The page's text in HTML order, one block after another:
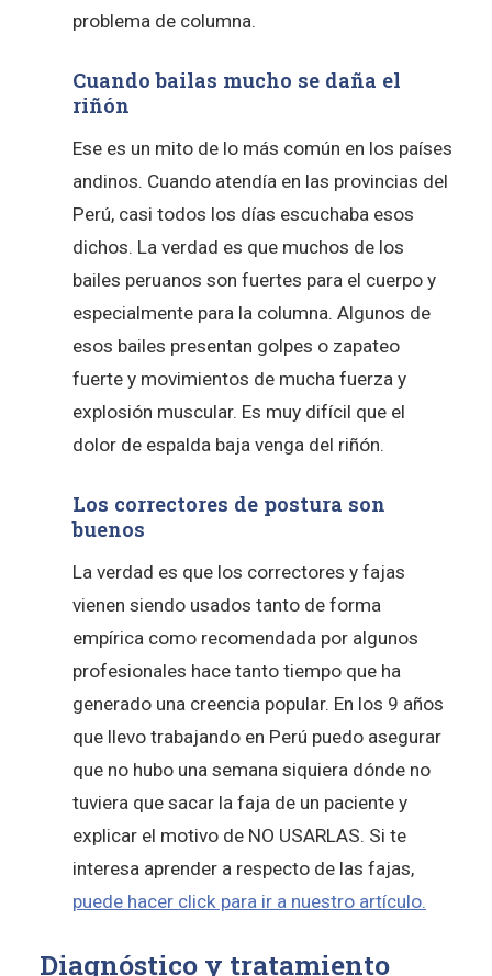
problema de columna.
Cuando bailas mucho se daña el
riñón
Ese es un mito de lo más común en los países
andinos. Cuando atendía en las provincias del
Perú, casi todos los días escuchaba esos
dichos. La verdad es que muchos de los
bailes peruanos son fuertes para el cuerpo y
especialmente para la columna. Algunos de
esos bailes presentan golpes o zapateo
fuerte y movimientos de mucha fuerza y
explosión muscular. Es muy difícil que el
dolor de espalda baja venga del riñón.
Los correctores de postura son
buenos
La verdad es que los correctores y fajas
vienen siendo usados tanto de forma
empírica como recomendada por algunos
profesionales hace tanto tiempo que ha
generado una creencia popular. En los 9 años
que llevo trabajando en Perú puedo asegurar
que no hubo una semana siquiera dónde no
tuviera que sacar la faja de un paciente y
explicar el motivo de NO USARLAS. Si te
interesa aprender a respecto de las fajas,
puede hacer click para ir a nuestro artículo.
Diagnóstico y tratamiento